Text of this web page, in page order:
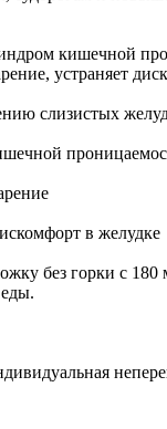
кишечной
устраняет
слизистых
в желудке
без горки с 180